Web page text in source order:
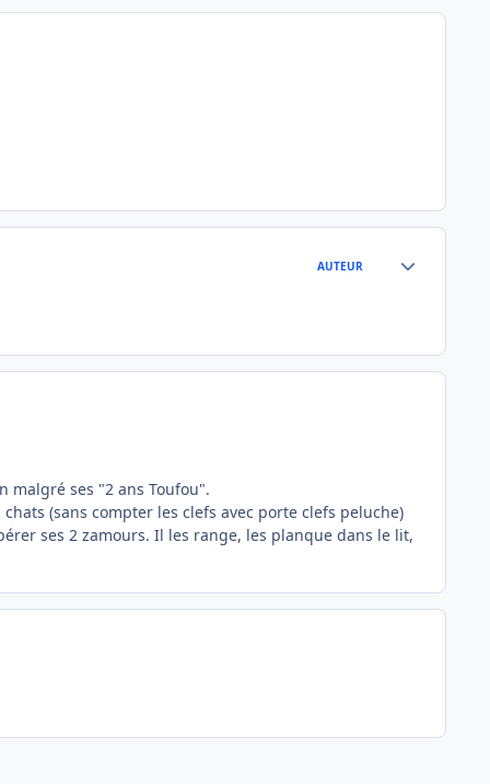
AUTEUR
malgré ses "2 ans Toufou".
(sans compter les clefs avec porte clefs peluche)
ses 2 zamours. Il les range, les planque dans le lit,